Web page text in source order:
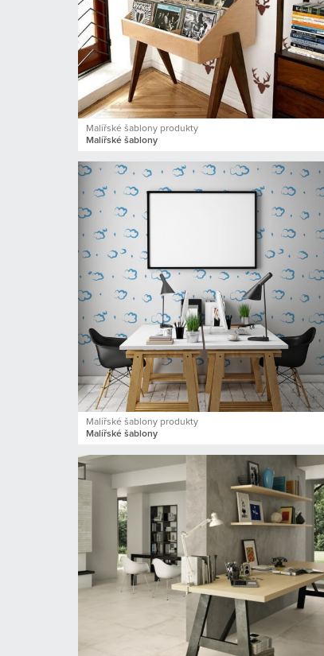
Malířské šablony produkty
Malířské šablony
Malířské šablony produkty
Malířské šablony